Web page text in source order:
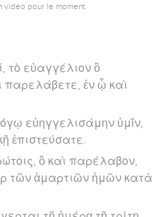
pour le moment.
τὸ εὐαγγέλιον ὃ
παρελάβετε, ἐν ᾧ καὶ
εὐηγγελισάμην ὑμῖν,
ἐπιστεύσατε.
ὃ καὶ παρέλαβον,
τῶν ἁμαρτιῶν ἡμῶν κατὰ